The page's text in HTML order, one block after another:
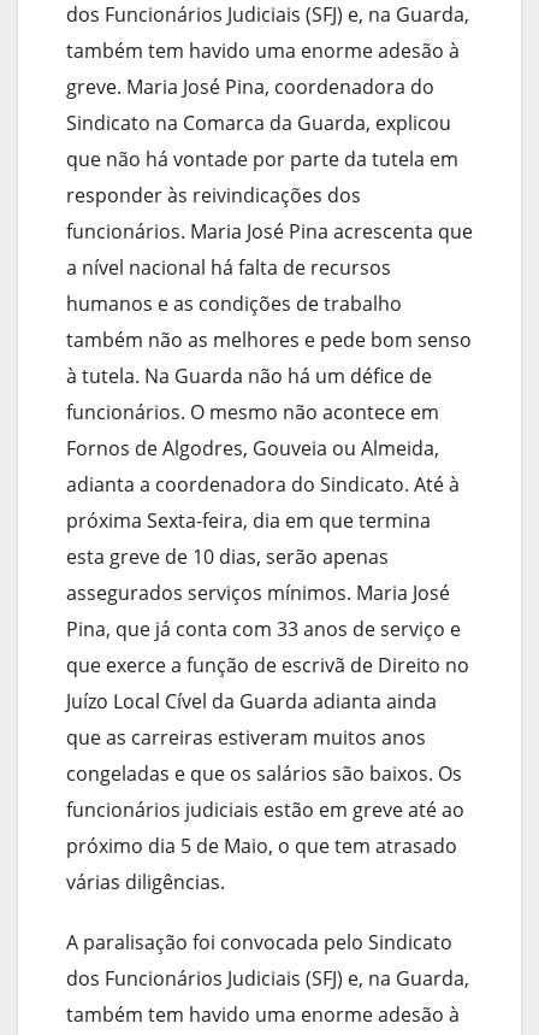
dos Funcionários Judiciais (SFJ) e, na Guarda,
também tem havido uma enorme adesão à
greve. Maria José Pina, coordenadora do
Sindicato na Comarca da Guarda, explicou
que não há vontade por parte da tutela em
responder às reivindicações dos
funcionários. Maria José Pina acrescenta que
a nível nacional há falta de recursos
humanos e as condições de trabalho
também não as melhores e pede bom senso
à tutela. Na Guarda não há um défice de
funcionários. O mesmo não acontece em
Fornos de Algodres, Gouveia ou Almeida,
adianta a coordenadora do Sindicato. Até à
próxima Sexta-feira, dia em que termina
esta greve de 10 dias, serão apenas
assegurados serviços mínimos. Maria José
Pina, que já conta com 33 anos de serviço e
que exerce a função de escrivã de Direito no
Juízo Local Cível da Guarda adianta ainda
que as carreiras estiveram muitos anos
congeladas e que os salários são baixos. Os
funcionários judiciais estão em greve até ao
próximo dia 5 de Maio, o que tem atrasado
várias diligências.
A paralisação foi convocada pelo Sindicato
dos Funcionários Judiciais (SFJ) e, na Guarda,
também tem havido uma enorme adesão à